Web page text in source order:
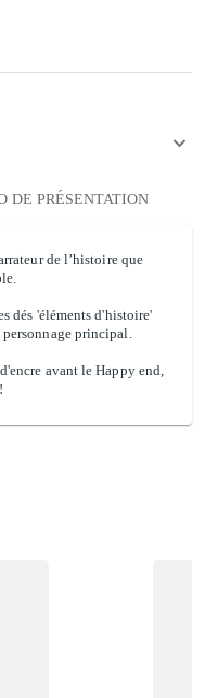
DE PRÉSENTATION
de l’histoire que
dés 'éléments d'histoire'
principal.
avant le Happy end,